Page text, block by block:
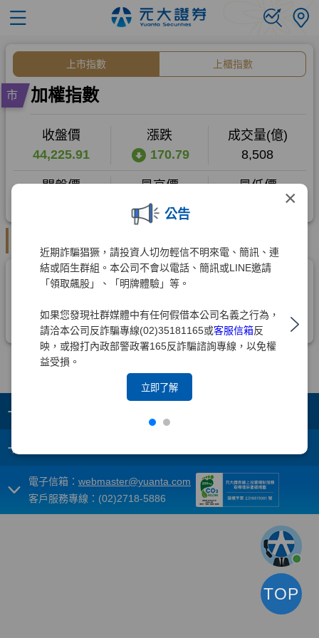
×
公告
近期詐騙猖獗，請投資人切勿輕信不明來電、簡訊、連
結或陌生群組。本公司不會以電話、簡訊或LINE邀請
「領取飆股」、「明牌體驗」等。
如果您發現社群媒體中有任何假借本公司名義之行為，
請洽本公司反詐騙專線(02)35181165或客服信箱反
映，或撥打內政部警政署165反詐騙諮詢專線，以免權
益受損。
立即了解
+
+
電子信箱： webmaster@yuanta.com
客戶服務專線：(02)2718-5886
TOP